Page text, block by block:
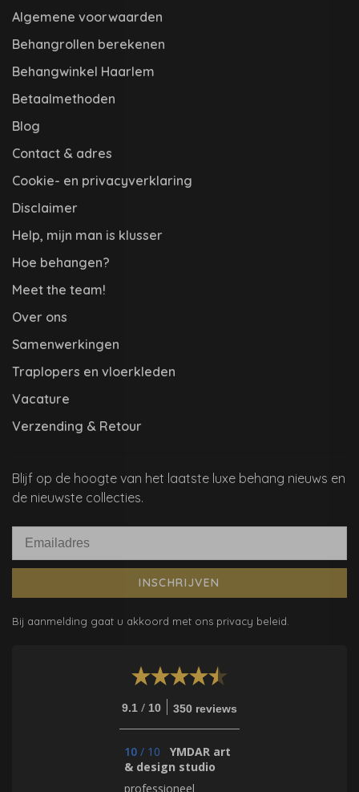
Algemene voorwaarden
Behangrollen berekenen
Behangwinkel Haarlem
Betaalmethoden
Blog
Contact & adres
Cookie- en privacyverklaring
Disclaimer
Help, mijn man is klusser
Hoe behangen?
Meet the team!
Over ons
Samenwerkingen
Traplopers en vloerkleden
Vacature
Verzending & Retour
Blijf op de hoogte van het laatste luxe behang nieuws en
de nieuwste collecties.
INSCHRIJVEN
Bij aanmelding gaat u akkoord met ons privacy beleid.
9.1 / 10 350 reviews
10 / 10
YMDAR art
& design studio
professioneel